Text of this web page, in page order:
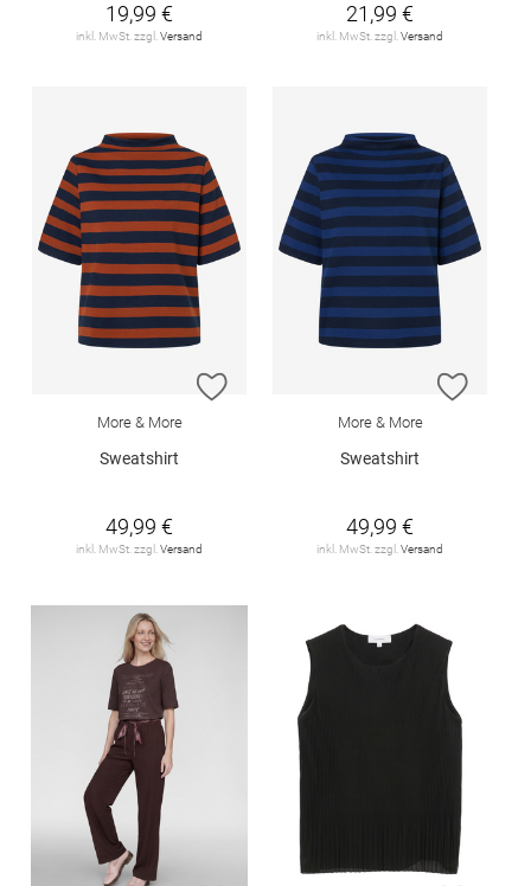
19,99 €
inkl. MwSt. zzgl.Versand
21,99 €
inkl. MwSt. zzgl.Versand
ZUR WUNSCHLISTE HINZUFÜGEN
More & More
Sweatshirt
49,99 €
inkl. MwSt. zzgl. Versand
ZUR
More & More
Sweatshirt
49,99 €
inkl. MwSt. zzgl. Versand